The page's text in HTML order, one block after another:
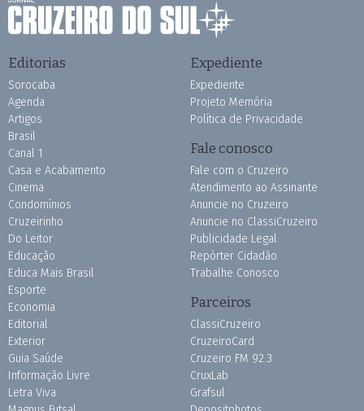
Editorias
Sorocaba
Agenda
Artigos
Brasil
Canal 1
Casa e Acabamento
Cinema
Condomínios
Cruzeirinho
Do Leitor
Educação
Educa Mais Brasil
Esporte
Economia
Editorial
Exterior
Guia Saúde
Informação Livre
Letra Viva
Expediente
Expediente
Projeto Memória
Política de Privacidade
Fale conosco
Fale com o Cruzeiro
Atendimento ao Assinante
Anuncie no Cruzeiro
Anuncie no ClassiCruzeiro
Publicidade Legal
Repórter Cidadão
Trabalhe Conosco
Parceiros
ClassiCruzeiro
CruzeiroCard
Cruzeiro FM 92.3
CruxLab
Grafsul